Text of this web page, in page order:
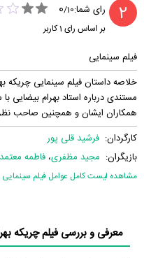
2 رای شما: 0/10
بر اساس رای 1کاربر
فیلم سینمایی
خلاصه داستان فیلم سینمایی چریکه
مستندی درباره استاد بهرام بیضایی
همکاران ایشان و همچنین صاحب
کارگردان: فرشید قلی پور
بازیگران: مجید مظفری، فاطمه
مشاهده لیست کامل عوامل فیلم سینمایی
معرفی و بررسی فیلم چریکه